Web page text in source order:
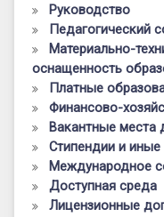
Руководство
Педагогический
Материально-
оснащенность
Платные
Финансово-
Вакантные места
Стипендии и
Международное
Доступная среда
Лицензионные